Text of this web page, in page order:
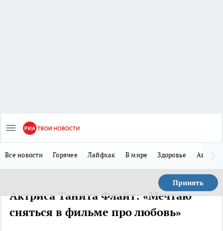
Все новости Горячее Лайфхак В мире Здоровье Авто
Принять
Актриса Танита Флайт: «Мечтаю
сняться в фильме про любовь»